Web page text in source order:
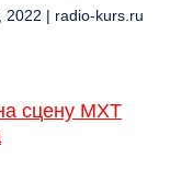
2022 | radio-kurs.ru
сцену МХТ